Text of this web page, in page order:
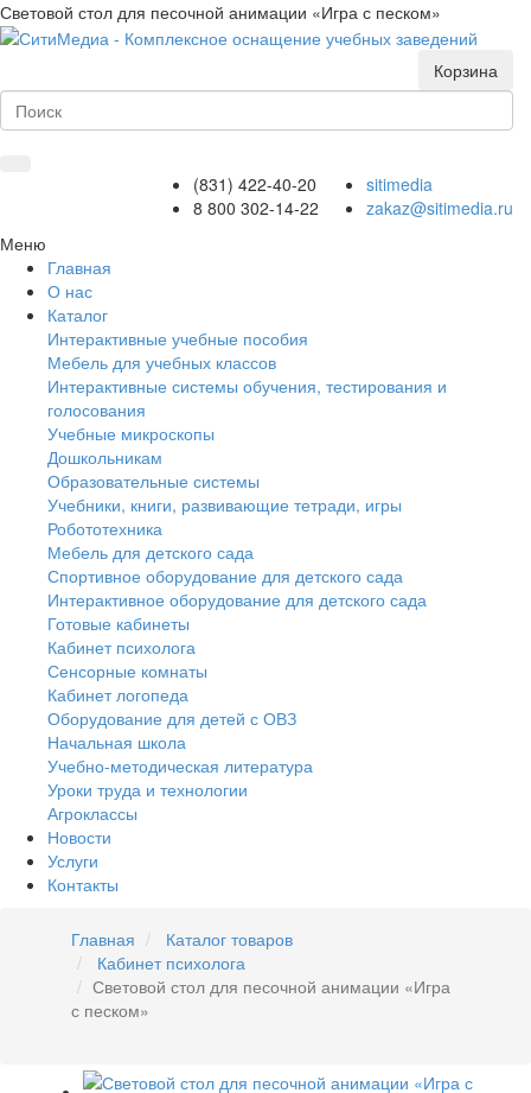
Световой стол для песочной анимации «Игра с песком»
Корзина
sitimedia
zakaz@sitimedia.ru
(831) 422-40-20
8 800 302-14-22
Меню
Главная
О нас
Каталог
Интерактивные учебные пособия
Мебель для учебных классов
Интерактивные системы обучения, тестирования и
голосования
Учебные микроскопы
Дошкольникам
Образовательные системы
Учебники, книги, развивающие тетради, игры
Робототехника
Мебель для детского сада
Спортивное оборудование для детского сада
Интерактивное оборудование для детского сада
Готовые кабинеты
Кабинет психолога
Сенсорные комнаты
Кабинет логопеда
Оборудование для детей с ОВЗ
Начальная школа
Учебно-методическая литература
Уроки труда и технологии
Агроклассы
Новости
Услуги
Контакты
Главная
Каталог товаров
Кабинет психолога
Световой стол для песочной анимации «Игра
с песком»